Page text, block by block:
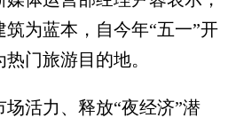
为蓝本，自今年“五一”开
门旅游目的地。
活力、释放“夜经济”潜